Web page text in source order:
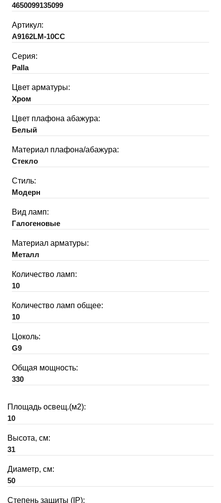
4650099135099
Артикул:
A9162LM-10CC
Серия:
Palla
Цвет арматуры:
Хром
Цвет плафона абажура:
Белый
Материал плафона/абажура:
Стекло
Стиль:
Модерн
Вид ламп:
Галогеновые
Материал арматуры:
Металл
Количество ламп:
10
Количество ламп общее:
10
Цоколь:
G9
Общая мощность:
330
Площадь освещ.(м2):
10
Высота, см:
31
Диаметр, см:
50
Степень защиты (IP):